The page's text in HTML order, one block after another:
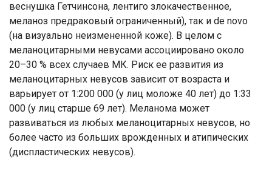
веснушка Гетчинсона, лентиго злокачественное,
меланоз предраковый ограниченный), так и de novo
(на визуально неизмененной коже). В целом с
меланоцитарными невусами ассоциировано около
20–30 % всех случаев МК. Риск ее развития из
меланоцитарных невусов зависит от возраста и
варьирует от 1:200 000 (у лиц моложе 40 лет) до 1:33
000 (у лиц старше 69 лет). Меланома может
развиваться из любых меланоцитарных невусов, но
более часто из больших врожденных и атипических
(диспластических невусов).